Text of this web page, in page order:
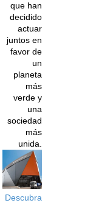
que han
decidido
actuar
juntos en
favor de
un
planeta
más
verde y
una
sociedad
más
unida.
Descubra